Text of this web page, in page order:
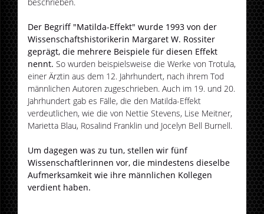
beschrieben.
Der Begriff "Matilda-Effekt" wurde 1993 von der
Wissenschaftshistorikerin Margaret W. Rossiter
geprägt, die mehrere Beispiele für diesen Effekt
nennt. So wurden beispielsweise die Werke von Trotula,
einer Ärztin aus dem 12. Jahrhundert, nach ihrem Tod
männlichen Autoren zugeschrieben. Auch im 19. und 20.
Jahrhundert gab es Fälle, die den Matilda-Effekt
verdeutlichen, wie die von Nettie Stevens, Lise Meitner,
Marietta Blau, Rosalind Franklin und Jocelyn Bell Burnell.
Um dagegen was zu tun, stellen wir fünf
Wissenschaftlerinnen vor, die mindestens dieselbe
Aufmerksamkeit wie ihre männlichen Kollegen
verdient haben.